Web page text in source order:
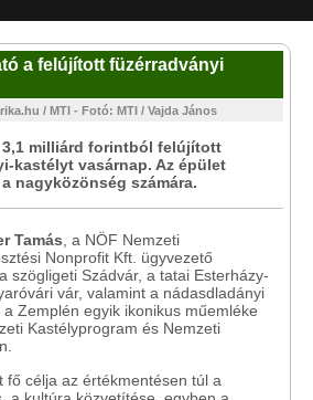
a felújított füzérradványi
/ MTI - Fotó: MTI / Vajda János
milliárd forintból felújított
kastélyt vasárnap. Az épület
nagyközönség számára.
Tamás , a NÖF Nemzeti
Nonprofit Kft. ügyvezető
szögligeti Szádvár, a tatai Esterházy-
vár, valamint a nádasdladányi
Zemplén egyik ikonikus műemléke
Kastélyprogram és Nemzeti
fő célja az értékmentésen túl a